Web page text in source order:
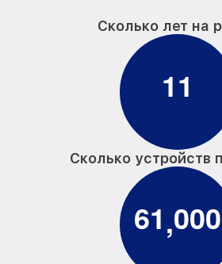
Сколько лет на
11
Сколько устройств
61,000